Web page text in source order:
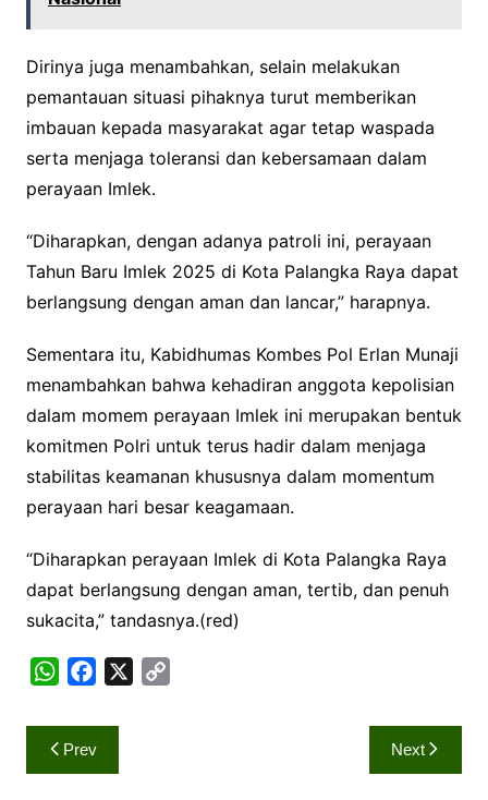
Dirinya juga menambahkan, selain melakukan
pemantauan situasi pihaknya turut memberikan
imbauan kepada masyarakat agar tetap waspada
serta menjaga toleransi dan kebersamaan dalam
perayaan Imlek.
“Diharapkan, dengan adanya patroli ini, perayaan
Tahun Baru Imlek 2025 di Kota Palangka Raya dapat
berlangsung dengan aman dan lancar,” harapnya.
Sementara itu, Kabidhumas Kombes Pol Erlan Munaji
menambahkan bahwa kehadiran anggota kepolisian
dalam momem perayaan Imlek ini merupakan bentuk
komitmen Polri untuk terus hadir dalam menjaga
stabilitas keamanan khususnya dalam momentum
perayaan hari besar keagamaan.
“Diharapkan perayaan Imlek di Kota Palangka Raya
dapat berlangsung dengan aman, tertib, dan penuh
sukacita,” tandasnya.(red)
W
a
t
c
e
Navigasi
pos
Prev Next